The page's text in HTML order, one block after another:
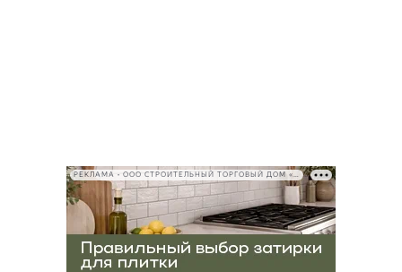
РЕКЛАМА • ООО СТРОИТЕЛЬНЫЙ ТОРГОВЫЙ ДОМ «ПЕТРОВИЧ», ИНН 7802348846